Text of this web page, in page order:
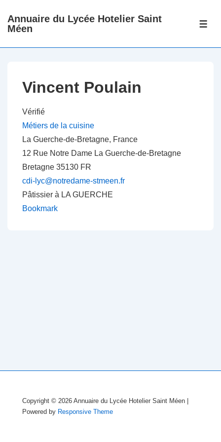
passer
au
contenu
Annuaire du Lycée Hotelier Saint
Méen
Vincent Poulain
Vérifié
Métiers de la cuisine
La Guerche-de-Bretagne, France
12 Rue Notre Dame La Guerche-de-Bretagne
Bretagne 35130 FR
cdi-lyc@notredame-stmeen.fr
Pâtissier à LA GUERCHE
Bookmark
Copyright © 2026 Annuaire du Lycée Hotelier Saint Méen
Powered by Responsive Theme